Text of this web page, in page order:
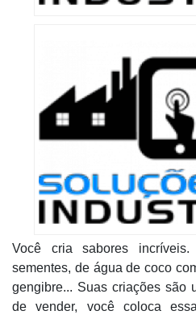
Você cria sabores
sementes, de água de coco
gengibre... Suas criações são
de vender, você coloca